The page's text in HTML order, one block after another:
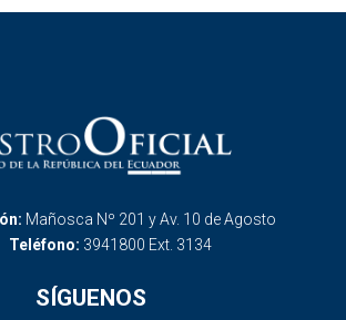
Mañosca Nº 201 y Av. 10 de Agosto
Teléfono: 3941800 Ext. 3134
SÍGUENOS